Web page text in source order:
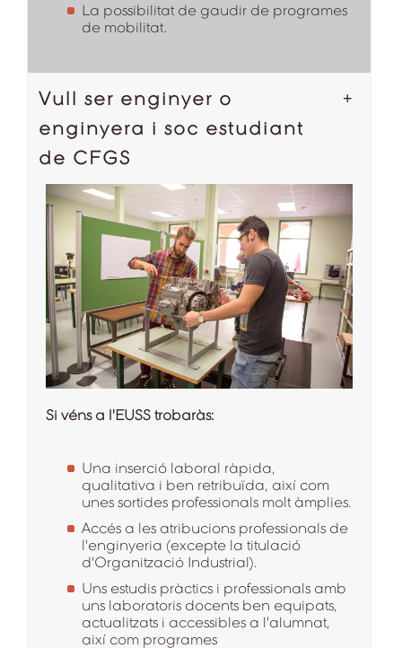
La possibilitat de gaudir de programes
de mobilitat.
Vull ser enginyer o
enginyera i soc estudiant
de CFGS
Si véns a l'EUSS trobaràs:
Una inserció laboral ràpida,
qualitativa i ben retribuïda, així com
unes sortides professionals molt àmplies.
Accés a les atribucions professionals de
l'enginyeria (excepte la titulació
d'Organització Industrial).
Uns estudis pràctics i professionals amb
uns laboratoris docents ben equipats,
actualitzats i accessibles a l'alumnat,
així com programes